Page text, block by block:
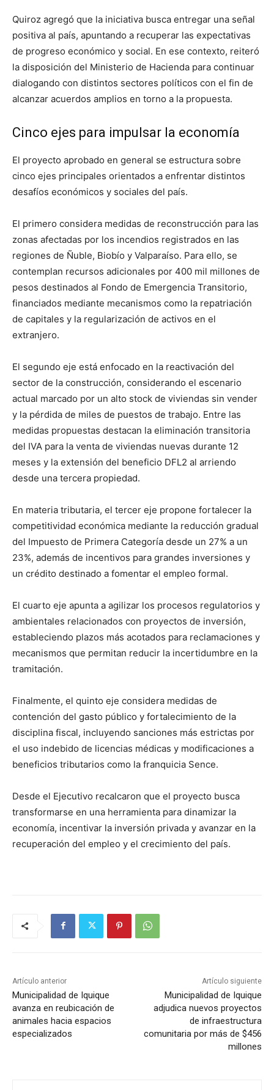
Quiroz agregó que la iniciativa busca entregar una señal
positiva al país, apuntando a recuperar las expectativas
de progreso económico y social. En ese contexto, reiteró
la disposición del Ministerio de Hacienda para continuar
dialogando con distintos sectores políticos con el fin de
alcanzar acuerdos amplios en torno a la propuesta.
Cinco ejes para impulsar la economía
El proyecto aprobado en general se estructura sobre
cinco ejes principales orientados a enfrentar distintos
desafíos económicos y sociales del país.
El primero considera medidas de reconstrucción para las
zonas afectadas por los incendios registrados en las
regiones de Ñuble, Biobío y Valparaíso. Para ello, se
contemplan recursos adicionales por 400 mil millones de
pesos destinados al Fondo de Emergencia Transitorio,
financiados mediante mecanismos como la repatriación
de capitales y la regularización de activos en el
extranjero.
El segundo eje está enfocado en la reactivación del
sector de la construcción, considerando el escenario
actual marcado por un alto stock de viviendas sin vender
y la pérdida de miles de puestos de trabajo. Entre las
medidas propuestas destacan la eliminación transitoria
del IVA para la venta de viviendas nuevas durante 12
meses y la extensión del beneficio DFL2 al arriendo
desde una tercera propiedad.
En materia tributaria, el tercer eje propone fortalecer la
competitividad económica mediante la reducción gradual
del Impuesto de Primera Categoría desde un 27% a un
23%, además de incentivos para grandes inversiones y
un crédito destinado a fomentar el empleo formal.
El cuarto eje apunta a agilizar los procesos regulatorios y
ambientales relacionados con proyectos de inversión,
estableciendo plazos más acotados para reclamaciones y
mecanismos que permitan reducir la incertidumbre en la
tramitación.
Finalmente, el quinto eje considera medidas de
contención del gasto público y fortalecimiento de la
disciplina fiscal, incluyendo sanciones más estrictas por
el uso indebido de licencias médicas y modificaciones a
beneficios tributarios como la franquicia Sence.
Desde el Ejecutivo recalcaron que el proyecto busca
transformarse en una herramienta para dinamizar la
economía, incentivar la inversión privada y avanzar en la
recuperación del empleo y el crecimiento del país.
Artículo anterior
Municipalidad de Iquique
avanza en reubicación de
animales hacia espacios
especializados
Artículo siguiente
Municipalidad de Iquique
adjudica nuevos proyectos
de infraestructura
comunitaria por más de $456
millones